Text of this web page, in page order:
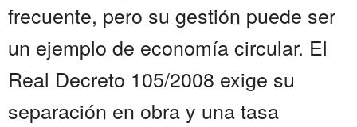
frecuente, pero su gestión puede ser
un ejemplo de economía circular. El
Real Decreto 105/2008 exige su
separación en obra y una tasa